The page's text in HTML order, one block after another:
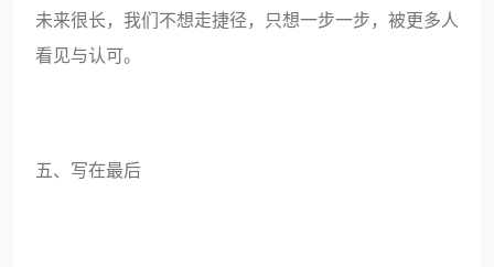
未来很长，我们不想走捷径，只想一步一步，被更多人
看见与认可。
五、写在最后